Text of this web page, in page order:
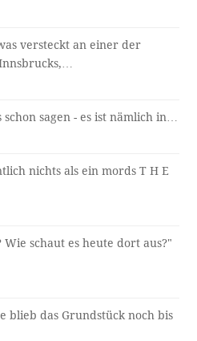
versteckt an einer der
schon sagen - es ist nämlich in…
nichts als ein mords T H E
Wie schaut es heute dort aus?"
blieb das Grundstück noch bis